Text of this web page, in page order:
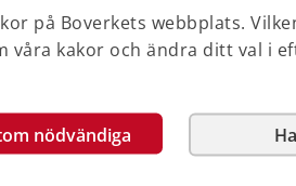
på Boverkets webbplats.
våra kakor och ändra ditt val i
nödvändiga
får 28 miljoner i bidrag